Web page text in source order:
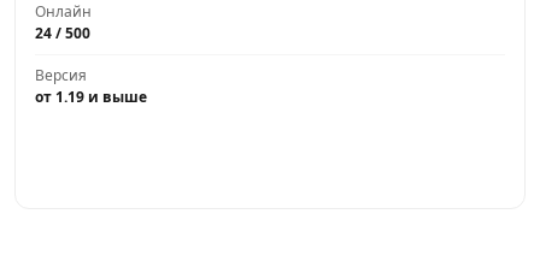
Онлайн
24 / 500
Версия
от 1.19 и выше